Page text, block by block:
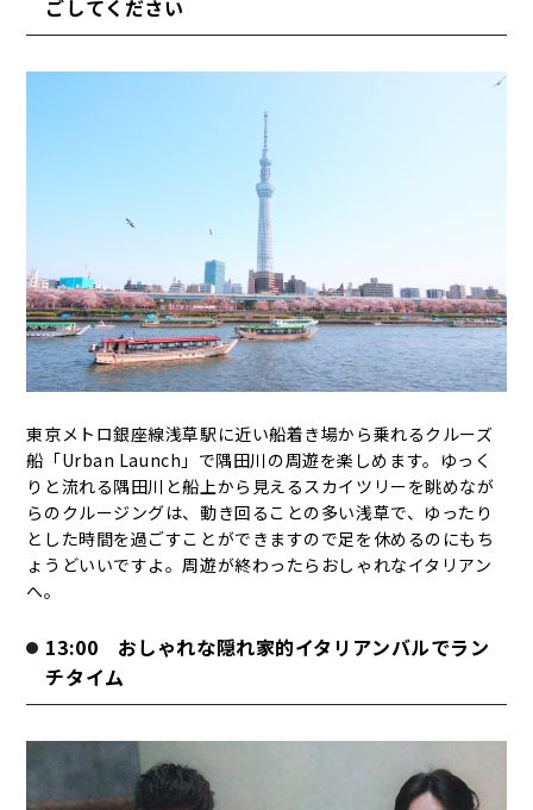
ごしてください
東京メトロ銀座線浅草駅に近い船着き場から乗れるクルーズ
船「Urban Launch」で隅田川の周遊を楽しめます。ゆっく
りと流れる隅田川と船上から見えるスカイツリーを眺めなが
らのクルージングは、動き回ることの多い浅草で、ゆったり
とした時間を過ごすことができますので足を休めるのにもち
ょうどいいですよ。周遊が終わったらおしゃれなイタリアン
へ。
13:00 おしゃれな隠れ家的イタリアンバルでラン
チタイム